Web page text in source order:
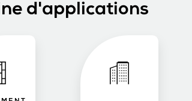
d'applications